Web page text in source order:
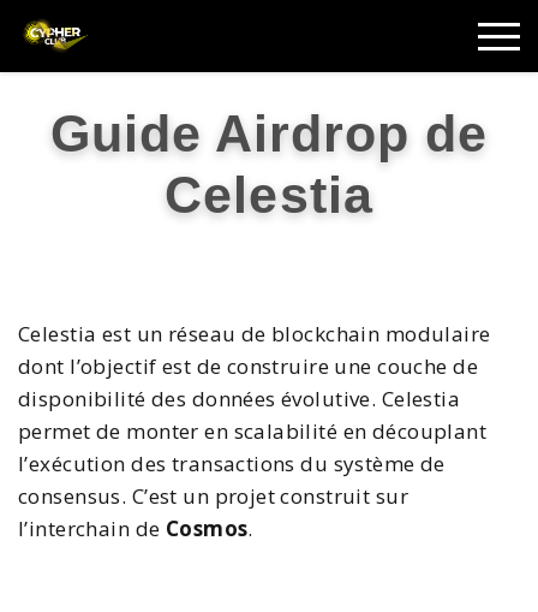
Guide Airdrop de
Celestia
Celestia est un réseau de blockchain modulaire
dont l’objectif est de construire une couche de
disponibilité des données évolutive. Celestia
permet de monter en scalabilité en découplant
l’exécution des transactions du système de
consensus. C’est un projet construit sur
l’interchain de Cosmos.